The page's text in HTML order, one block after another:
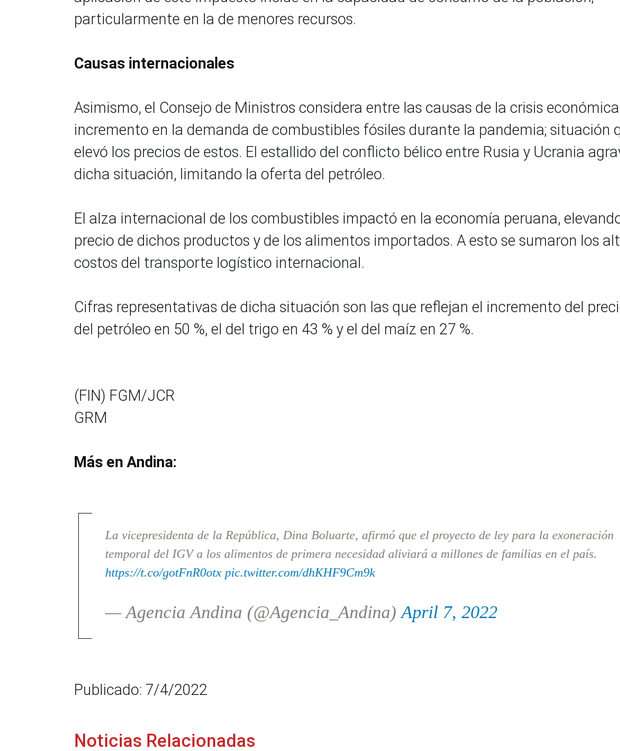
particularmente en la de menores recursos.
Causas internacionales
Asimismo, el Consejo de Ministros considera entre las causas de la crisis
incremento en la demanda de combustibles fósiles durante la pandemia; situación
elevó los precios de estos. El estallido del conflicto bélico entre Rusia y Ucrania
dicha situación, limitando la oferta del petróleo.
El alza internacional de los combustibles impactó en la economía peruana,
precio de dichos productos y de los alimentos importados. A esto se sumaron los
costos del transporte logístico internacional.
Cifras representativas de dicha situación son las que reflejan el incremento del
del petróleo en 50 %, el del trigo en 43 % y el del maíz en 27 %.
(FIN) FGM/JCR
GRM
Más en Andina:
La vicepresidenta de la República, Dina Boluarte, afirmó que el proyecto de ley para la exoneración
temporal del IGV a los alimentos de primera necesidad aliviará a millones de familias en el país.
https://t.co/gotFnR0otx pic.twitter.com/dhKHF9Cm9k
— Agencia Andina (@Agencia_Andina)April 7, 2022
Publicado: 7/4/2022
Noticias Relacionadas